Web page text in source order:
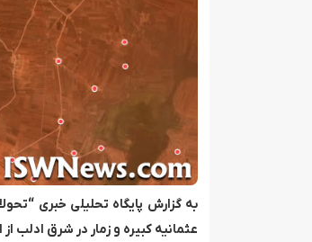
به گزارش پایگاه تحلیلی خبری
عثمانیه کبیره و زمار در شرق ادلب